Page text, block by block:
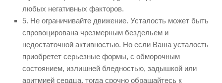
любых негативных факторов.
5. Не ограничивайте движение. Усталость может быть
спровоцирована чрезмерным бездельем и
недостаточной активностью. Но если Ваша усталость
приобретет серьезные формы, с обморочным
состоянием, излишней бледностью, задышкой или
аритмией сердца, тогда срочно обращайтесь к